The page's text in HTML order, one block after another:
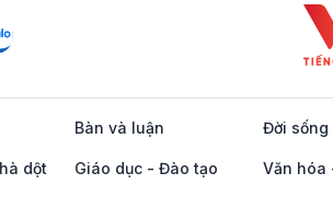
Bàn và luận Đời sống
dột
Giáo dục - Đào tạo Văn hóa